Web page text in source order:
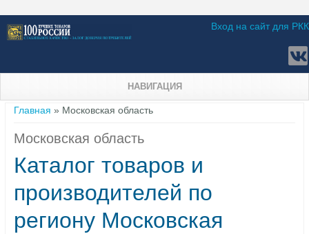
Вход на сайт для РКК
НАВИГАЦИЯ
Вы здесь
Главная » Московская область
Московская область
Каталог товаров и
производителей по
региону Московская